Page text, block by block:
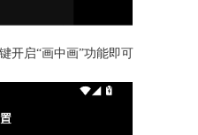
开启“画中画”功能即可